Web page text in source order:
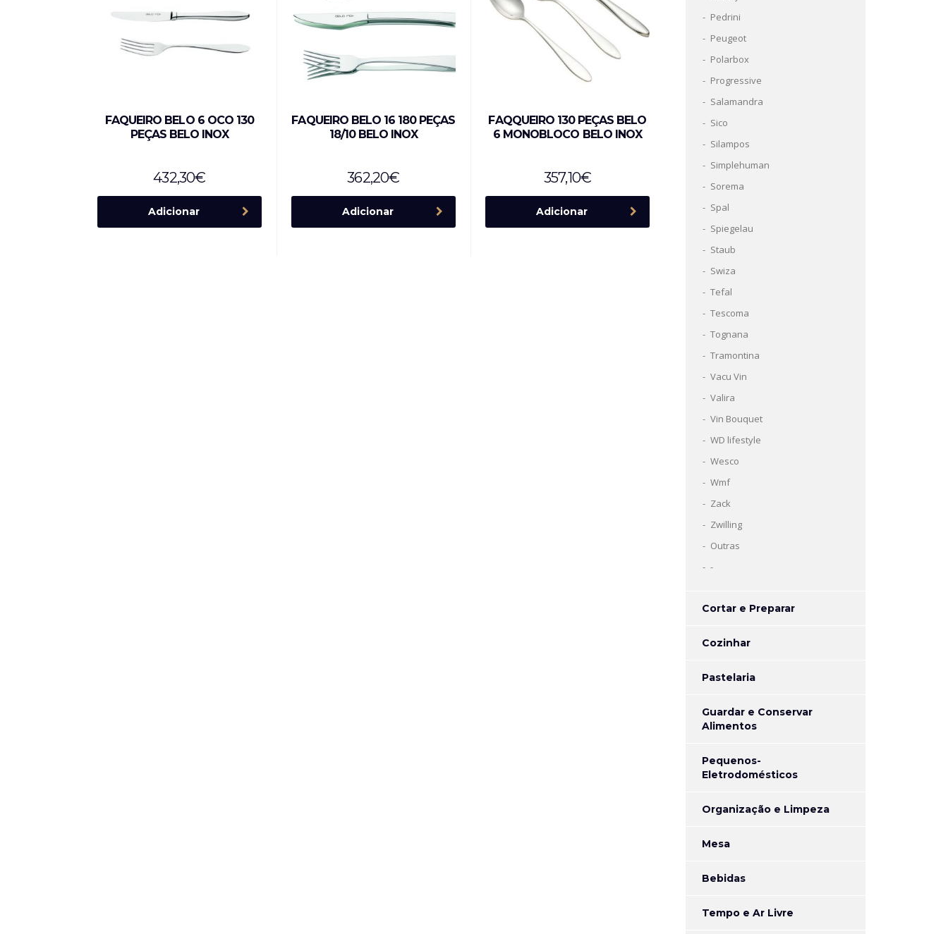
FAQUEIRO BELO 6 OCO 130
PEÇAS BELO INOX
432,30€
Adicionar
FAQUEIRO BELO 16 180 PEÇAS
18/10 BELO INOX
362,20€
Adicionar
FAQQUEIRO 130 PEÇAS BELO
6 MONOBLOCO BELO INOX
357,10€
Adicionar
Pedrini
Peugeot
Polarbox
Progressive
Salamandra
Sico
Silampos
Simplehuman
Sorema
Spal
Spiegelau
Staub
Swiza
Tefal
Tescoma
Tognana
Tramontina
Vacu Vin
Valira
Vin Bouquet
WD lifestyle
Wesco
Wmf
Zack
Zwilling
Outras
-
Cortar e Preparar
Cozinhar
Pastelaria
Guardar e Conservar
Alimentos
Pequenos-
Eletrodomésticos
Organização e Limpeza
Mesa
Bebidas
Tempo e Ar Livre